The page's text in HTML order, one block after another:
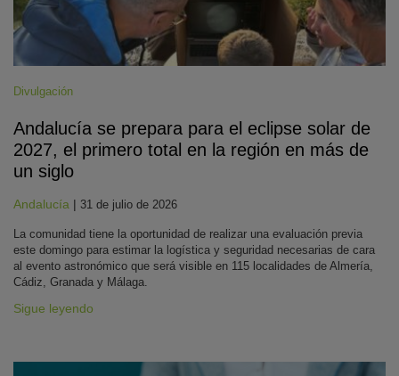
Divulgación
Andalucía se prepara para el eclipse solar de
2027, el primero total en la región en más de
un siglo
Andalucía | 31 de julio de 2026
La comunidad tiene la oportunidad de realizar una evaluación previa
este domingo para estimar la logística y seguridad necesarias de cara
al evento astronómico que será visible en 115 localidades de Almería,
Cádiz, Granada y Málaga.
Sigue leyendo